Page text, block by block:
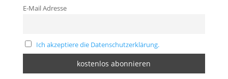
E-Mail Adresse
Ich akzeptiere die Datenschutzerklärung.